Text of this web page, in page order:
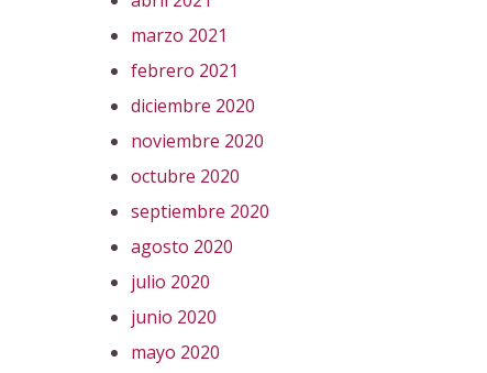
marzo 2021
febrero 2021
diciembre 2020
noviembre 2020
octubre 2020
septiembre 2020
agosto 2020
julio 2020
junio 2020
mayo 2020